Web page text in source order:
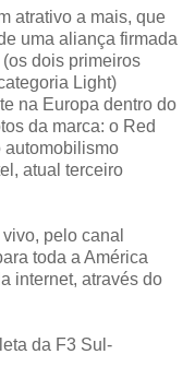
atrativo a mais, que
uma aliança firmada
dois primeiros
Light)
na Europa dentro do
da marca: o Red
automobilismo
atual terceiro
pelo canal
toda a América
internet, através do
da F3 Sul-